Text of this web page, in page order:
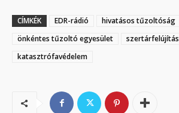
CÍMKÉK EDR-rádió
hivatásos tűzoltóság
önkéntes tűzoltó egyesület
szertárfelújítás
katasztrófavédelem